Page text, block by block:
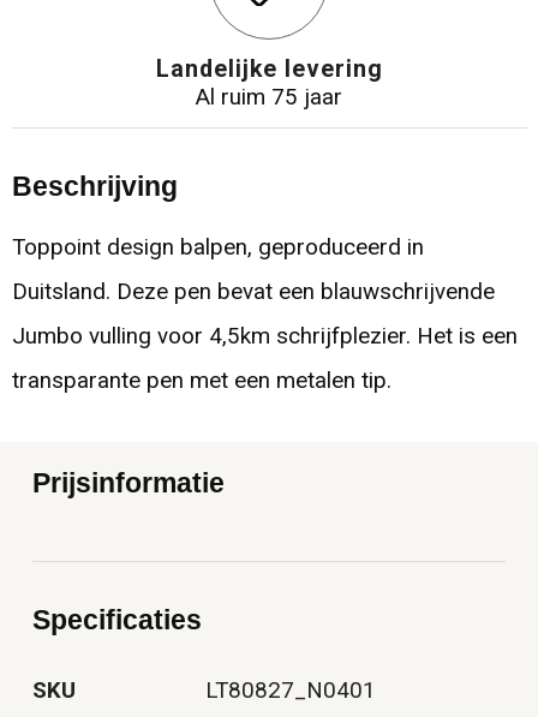
Landelijke levering
Al ruim 75 jaar
Beschrijving
Toppoint design balpen, geproduceerd in
Duitsland. Deze pen bevat een blauwschrijvende
Jumbo vulling voor 4,5km schrijfplezier. Het is een
transparante pen met een metalen tip.
Prijsinformatie
Specificaties
SKU LT80827_N0401